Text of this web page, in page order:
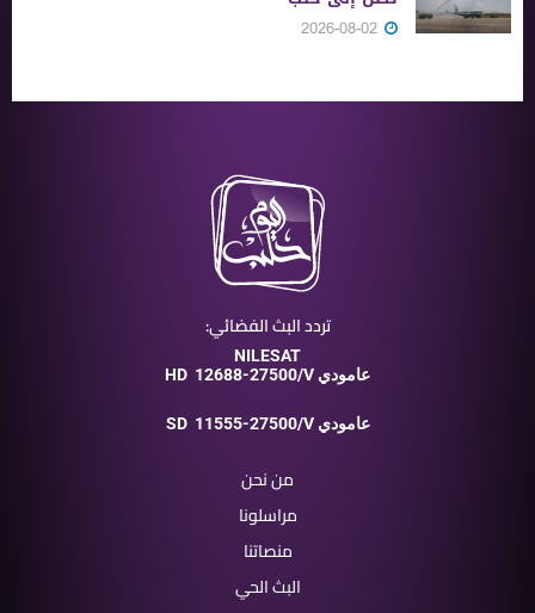
تردد البث الفضائي:
NILESAT
HD
12688-27500/V عامودي
SD 11555-27500/V عامودي
من نحن
مراسلونا
منصاتنا
البث الحي